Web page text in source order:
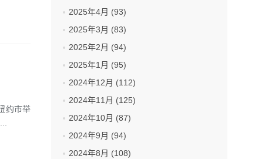
约市举
2025年4月 (93)
2025年3月 (83)
2025年2月 (94)
2025年1月 (95)
2024年12月 (112)
2024年11月 (125)
2024年10月 (87)
2024年9月 (94)
2024年8月 (108)